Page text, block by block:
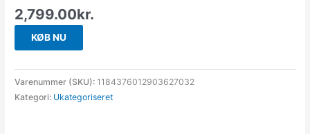
2,799.00kr.
KØB NU
Varenummer (SKU): 1184376012903627032
Kategori: Ukategoriseret